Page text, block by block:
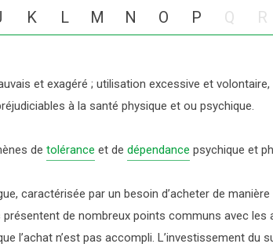
K L M N O P Q R
et exagéré ; utilisation excessive et
à la santé physique et ou psychique.
de tolérance et de dépendance psychique et
caractérisée par un besoin d’acheter de
de nombreux points communs avec les
l’achat n’est pas accompli. L’investissement